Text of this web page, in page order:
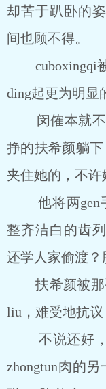
却苦于趴卧的
间也顾不得。
cuboxingqi被
ding起更为明显
闵傕本就不
挣的扶希颜躺
夹住她的，不许
他将两gen手
整齐洁白的齿
还学人家偷渡？
扶希颜被那手
liu，难受地抗
不说还好，
zhongtun肉的